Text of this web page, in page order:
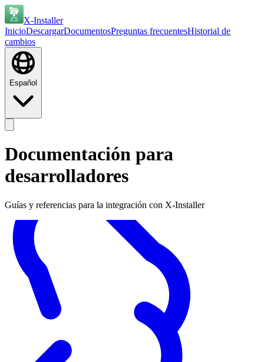
X-Installer
InicioDescargarDocumentosPreguntas frecuentesHistorial de
cambios
Español
Documentación para
desarrolladores
Guías y referencias para la integración con X-Installer